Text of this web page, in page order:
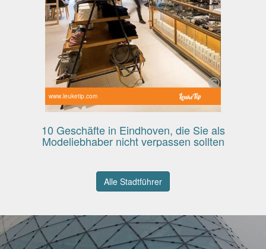
www.leuketip.com
10 Geschäfte in Eindhoven, die Sie als
Modeliebhaber nicht verpassen sollten
Alle Stadtführer